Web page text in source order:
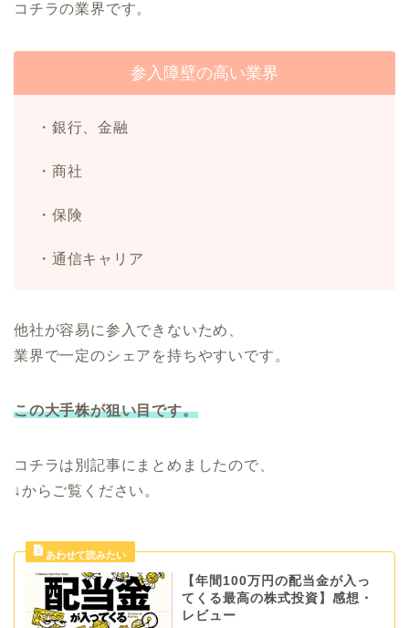
コチラの業界です。
参入障壁の高い業界
・銀行、金融
・商社
・保険
・通信キャリア
他社が容易に参入できないため、
業界で一定のシェアを持ちやすいです。
この大手株が狙い目です。
コチラは別記事にまとめましたので、
↓からご覧ください。
【年間100万円の配当金が入っ
てくる最高の株式投資】感想・
レビュー